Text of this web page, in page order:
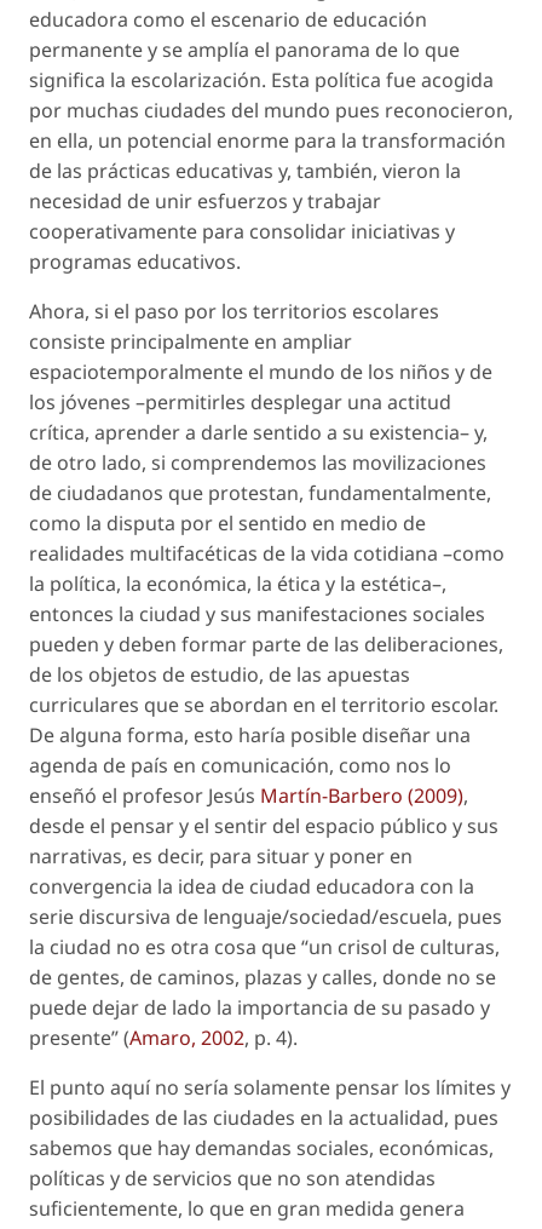
educadora como el escenario de educación
permanente y se amplía el panorama de lo que
significa la escolarización. Esta política fue acogida
por muchas ciudades del mundo pues reconocieron,
en ella, un potencial enorme para la transformación
de las prácticas educativas y, también, vieron la
necesidad de unir esfuerzos y trabajar
cooperativamente para consolidar iniciativas y
programas educativos.
Ahora, si el paso por los territorios escolares
consiste principalmente en ampliar
espaciotemporalmente el mundo de los niños y de
los jóvenes –permitirles desplegar una actitud
crítica, aprender a darle sentido a su existencia– y,
de otro lado, si comprendemos las movilizaciones
de ciudadanos que protestan, fundamentalmente,
como la disputa por el sentido en medio de
realidades multifacéticas de la vida cotidiana –como
la política, la económica, la ética y la estética–,
entonces la ciudad y sus manifestaciones sociales
pueden y deben formar parte de las deliberaciones,
de los objetos de estudio, de las apuestas
curriculares que se abordan en el territorio escolar.
De alguna forma, esto haría posible diseñar una
agenda de país en comunicación, como nos lo
enseñó el profesor Jesús Martín-Barbero (2009),
desde el pensar y el sentir del espacio público y sus
narrativas, es decir, para situar y poner en
convergencia la idea de ciudad educadora con la
serie discursiva de lenguaje/sociedad/escuela, pues
la ciudad no es otra cosa que “un crisol de culturas,
de gentes, de caminos, plazas y calles, donde no se
puede dejar de lado la importancia de su pasado y
presente” (Amaro, 2002, p. 4).
El punto aquí no sería solamente pensar los límites y
posibilidades de las ciudades en la actualidad, pues
sabemos que hay demandas sociales, económicas,
políticas y de servicios que no son atendidas
suficientemente, lo que en gran medida genera